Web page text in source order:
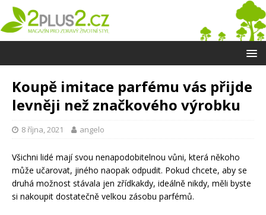
Koupě imitace parfému vás přijde
levněji než značkového výrobku
8 října, 2021 angelo
Všichni lidé mají svou nenapodobitelnou vůni, která někoho
může učarovat, jiného naopak odpudit. Pokud chcete, aby se
druhá možnost stávala jen zřídkakdy, ideálně nikdy, měli byste
si nakoupit dostatečně velkou zásobu parfémů.